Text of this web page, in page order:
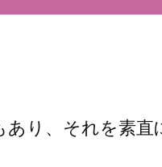
り、それを素直